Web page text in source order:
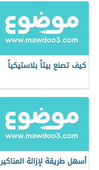
كيف تصنع بيتاً بلاستيكياً
أسهل طريقة لإزالة المناكير